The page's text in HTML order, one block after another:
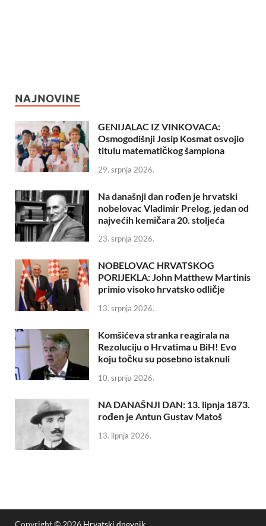
NAJNOVINE
GENIJALAC IZ VINKOVACA:
Osmogodišnji Josip Kosmat osvojio
titulu matematičkog šampiona
29. srpnja 2026.
Na današnji dan rođen je hrvatski
nobelovac Vladimir Prelog, jedan od
najvećih kemičara 20. stoljeća
23. srpnja 2026.
NOBELOVAC HRVATSKOG
PORIJEKLA: John Matthew Martinis
primio visoko hrvatsko odličje
13. srpnja 2026.
Komšićeva stranka reagirala na
Rezoluciju o Hrvatima u BiH! Evo
koju točku su posebno istaknuli
10. srpnja 2026.
NA DANAŠNJI DAN: 13. lipnja 1873.
rođen je Antun Gustav Matoš
13. lipnja 2026.
Copyright © 2026 Hrvatski dnevnik